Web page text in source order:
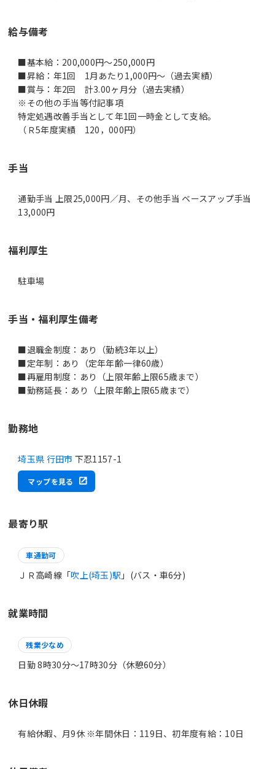
給与備考
■基本給：200,000円～250,000円
■昇給：年1回 1月あたり1,000円～（過去実績）
■賞与：年2回 計3.00ヶ月分（過去実績）
※その他の手当等付記事項
特定処遇改善手当として年1回一時金として支給。
（Ｒ5年度実績 120，000円）
手当
通勤手当 上限25,000円／月、その他手当 ベースアップ手当
13,000円
福利厚生
駐車場
手当・福利厚生備考
■退職金制度：あり（勤続3年以上）
■定年制：あり（定年年齢一律60歳）
■再雇用制度：あり（上限年齢上限65歳まで）
■勤務延長：あり（上限年齢上限65歳まで）
勤務地
埼玉県 行田市 下忍1157-1
マップを見る
最寄り駅
車通勤可
ＪＲ高崎線「吹上(埼玉)駅 」(バス・車6分)
就業時間
残業少なめ
日勤 8時30分〜17時30分（休憩60分）
休日休暇
有給休暇、月9休 ※年間休日：119日、初年度有給：10日